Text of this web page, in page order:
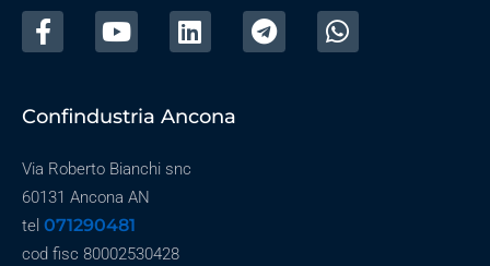
Confindustria Ancona
Via Roberto Bianchi snc
60131 Ancona AN
tel 071290481
cod fisc 80002530428